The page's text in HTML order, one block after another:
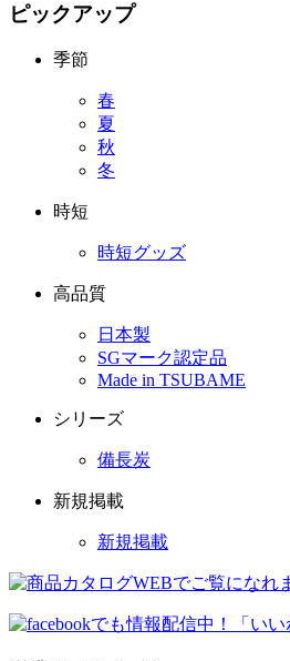
ピックアップ
季節
春
夏
秋
冬
時短
時短グッズ
高品質
日本製
SGマーク認定品
Made in TSUBAME
シリーズ
備長炭
新規掲載
新規掲載